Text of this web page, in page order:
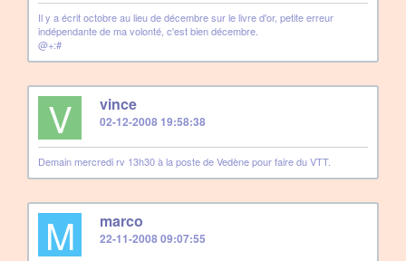
Il y a écrit octobre au lieu de décembre sur le livre d'or, petite erreur
indépendante de ma volonté, c'est bien décembre.
@+:#
V vince
02-12-2008 19:58:38
Demain mercredi rv 13h30 à la poste de Vedène pour faire du VTT.
M marco
22-11-2008 09:07:55